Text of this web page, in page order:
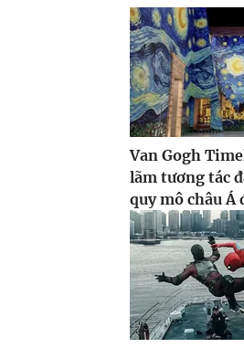
Van Gogh
lãm tương tác
quy mô châu Á